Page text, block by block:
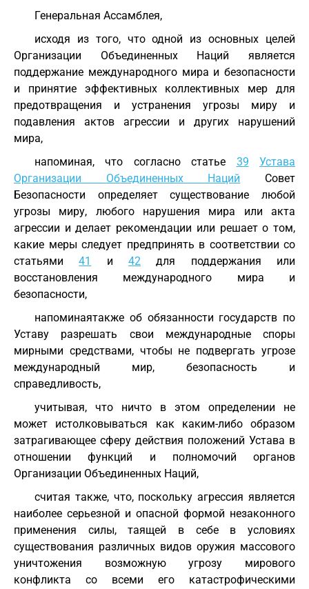
Генеральная Ассамблея,
исходя из того, что одной из основных целей
Организации Объединенных Наций является
поддержание международного мира и безопасности
и принятие эффективных коллективных мер для
предотвращения и устранения угрозы миру и
подавления актов агрессии и других нарушений
мира,
напоминая, что согласно статье 39
Устава
Организации Объединенных Наций Совет
Безопасности определяет существование любой
угрозы миру, любого нарушения мира или акта
агрессии и делает рекомендации или решает о том,
какие меры следует предпринять в соответствии со
статьями41 и42 для поддержания или
восстановления международного мира и
безопасности,
напоминаятакже об обязанности государств по
Уставу разрешать свои международные споры
мирными средствами, чтобы не подвергать угрозе
международный мир, безопасность и
справедливость,
учитывая, что ничто в этом определении не
может истолковываться как каким-либо образом
затрагивающее сферу действия положений Устава в
отношении функций и полномочий органов
Организации Объединенных Наций,
считая также, что, поскольку агрессия является
наиболее серьезной и опасной формой незаконного
применения силы, таящей в себе в условиях
существования различных видов оружия массового
уничтожения возможную угрозу мирового
конфликта со всеми его катастрофическими